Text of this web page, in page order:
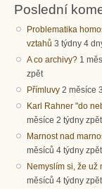
Poslední
Problematika
vztahů 3 týdny 4
A co archivy? 1
zpět
Přímluvy 2 měsíce
Karl Rahner "do
měsíce 2 týdny zpět
Marnost nad
měsíců 4 týdny zpět
Nemyslím si, že už
měsíců 4 týdny zpět